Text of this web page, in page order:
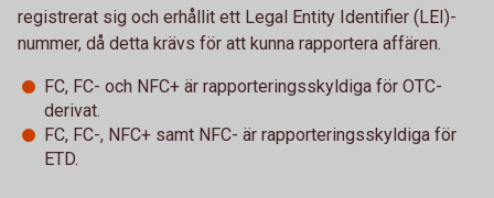
registrerat sig och erhållit ett Legal Entity Identifier (LEI)-
nummer, då detta krävs för att kunna rapportera affären.
FC, FC- och NFC+ är rapporteringsskyldiga för OTC-
derivat.
FC, FC-, NFC+ samt NFC- är rapporteringsskyldiga för
ETD.